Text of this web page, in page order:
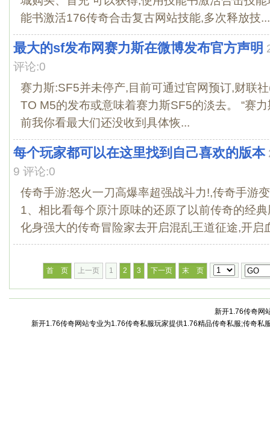
能书激活176传奇合击复古网站技能,多次释放技...
最大的sf发布网赛力斯在微博发布官方声明
评论:0
赛力斯:SF5并未停产,目前可通过官网预订,财联
TO M5的发布或意味着赛力斯SF5的淡去。 “赛
前我你看最大们还没收到具体恢...
每个玩家都可以在这里找到自己喜欢的版本
9 评论:0
传奇手游:怒火一刀高爆率超强战斗力!,传奇手游
1、相比看每个原汁原味的还原了以前传奇的经
化身强大的传奇冒险家去开启混乱王道征途,开启
首 页 上一页 1 2 3 下一页 末 页
新开1.76传奇网
新开1.76传奇网站专业为1.76传奇私服玩家提供1.76精品传奇私服;传奇